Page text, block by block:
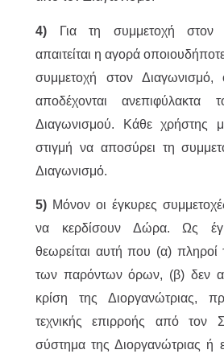
4) Για τη συμμετοχή στον
απαιτείται η αγορά
συμμετοχή στον Διαγωνισμό,
αποδέχονται ανεπιφύλακτα
Διαγωνισμού. Κάθε χρήστης
στιγμή να αποσύρει τη
Διαγωνισμό.
5) Μόνον οι έγκυρες
να κερδίσουν Δώρα. Ως
θεωρείται αυτή που (α) πληροί
των παρόντων όρων, (β) δεν
κρίση της Διοργανώτριας,
τεχνικής επιρροής από τον
σύστημα της Διοργανώτριας ή